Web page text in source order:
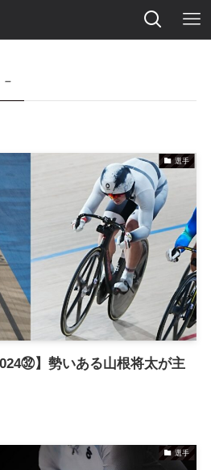
–
選手
㉜】勢いある山根将太が主
選手